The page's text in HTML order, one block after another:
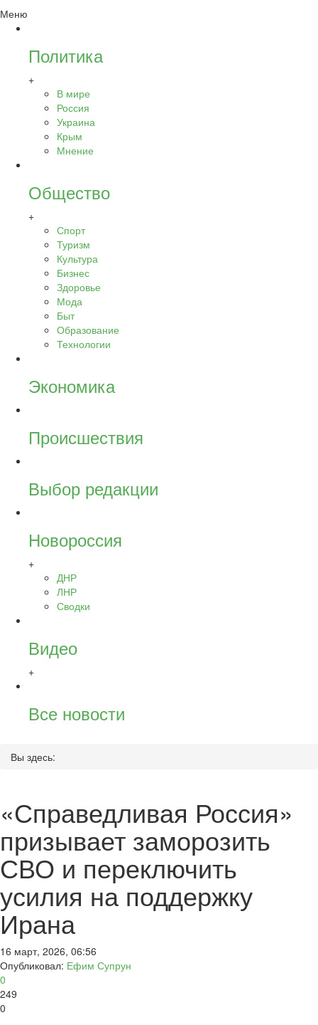
Меню
Политика
+
В мире
Россия
Украина
Крым
Мнение
Общество
+
Спорт
Туризм
Культура
Бизнес
Здоровье
Мода
Быт
Образование
Технологии
Экономика
Происшествия
Выбор редакции
Новороссия
+
ДНР
ЛНР
Сводки
Видео
+
Все новости
Вы здесь:
«Справедливая Россия»
призывает заморозить
СВО и переключить
усилия на поддержку
Ирана
16 март, 2026, 06:56
Опубликовал: Ефим Супрун
0
249
0